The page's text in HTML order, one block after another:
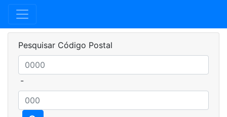
Pesquisar Código Postal
-